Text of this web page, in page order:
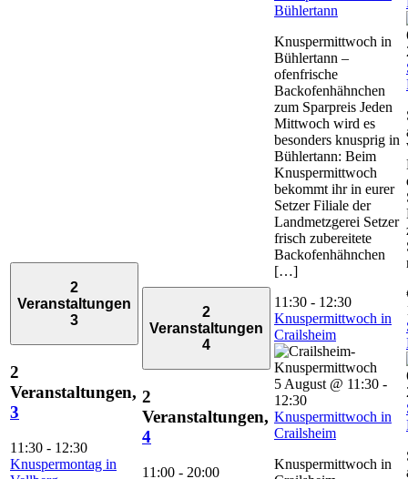
2
Veranstaltungen
3
2
Veranstaltungen,
3
11:30 - 12:30
Knuspermontag in
2
Veranstaltungen
4
2
Veranstaltungen,
4
11:00 - 20:00
Bühlertann
Knuspermittwoch in
Bühlertann –
ofenfrische
Backofenhähnchen
zum Sparpreis Jeden
Mittwoch wird es
besonders knusprig in
Bühlertann: Beim
Knuspermittwoch
bekommt ihr in eurer
Setzer Filiale der
Landmetzgerei Setzer
frisch zubereitete
Backofenhähnchen
[…]
11:30 - 12:30
Knuspermittwoch in
Crailsheim
5 August @ 11:30 -
12:30
Knuspermittwoch in
Crailsheim
Knuspermittwoch in